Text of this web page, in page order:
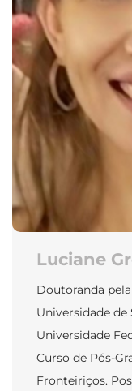
Luciane
Doutoranda
Universidade de
Universidade
Curso de Pós-
Fronteiriços.